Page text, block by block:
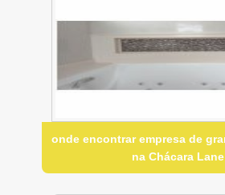
onde encontrar empresa de
na Chácara Lane